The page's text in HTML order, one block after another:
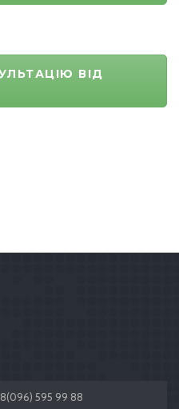
ВІД
595 99 88